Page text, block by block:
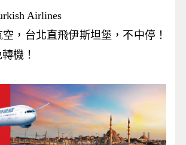
Airlines
，台北直飛伊斯坦堡，不中停！
機！